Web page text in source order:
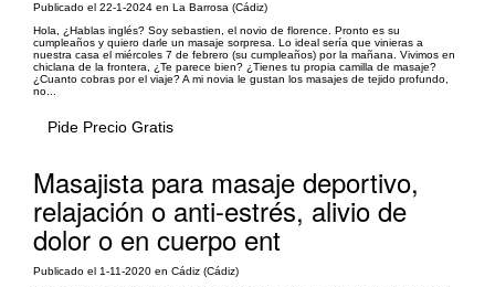
Publicado el 22-1-2024 en La Barrosa (Cádiz)
Hola, ¿Hablas inglés? Soy sebastien, el novio de florence. Pronto es su
cumpleaños y quiero darle un masaje sorpresa. Lo ideal sería que vinieras a
nuestra casa el miércoles 7 de febrero (su cumpleaños) por la mañana. Vivimos en
chiclana de la frontera, ¿Te parece bien? ¿Tienes tu propia camilla de masaje?
¿Cuanto cobras por el viaje? A mi novia le gustan los masajes de tejido profundo,
no...
Pide Precio Gratis
Masajista para masaje deportivo,
relajación o anti-estrés, alivio de
dolor o en cuerpo ent
Publicado el 1-11-2020 en Cádiz (Cádiz)